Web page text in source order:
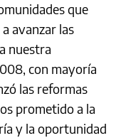
que
avanzar las
nuestra
con mayoría
las reformas
prometido a la
y la oportunidad